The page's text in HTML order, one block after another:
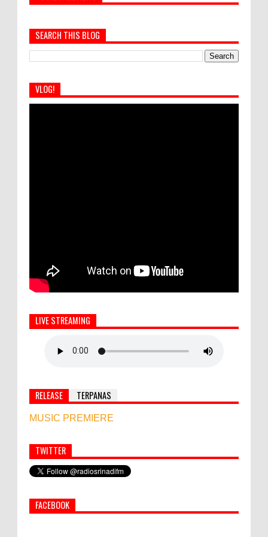
SEARCH THIS BLOG
VLOG!
LIVE STREAMING
RELEASE TERPANAS
MUSIC PREMIERE
Simbol Persahabatan, RI Bangun Islamic Centre di
Afghanistan
PEMKAB KLUNGKUNG GELAR PASAR
TWITTER
FACEBOOK